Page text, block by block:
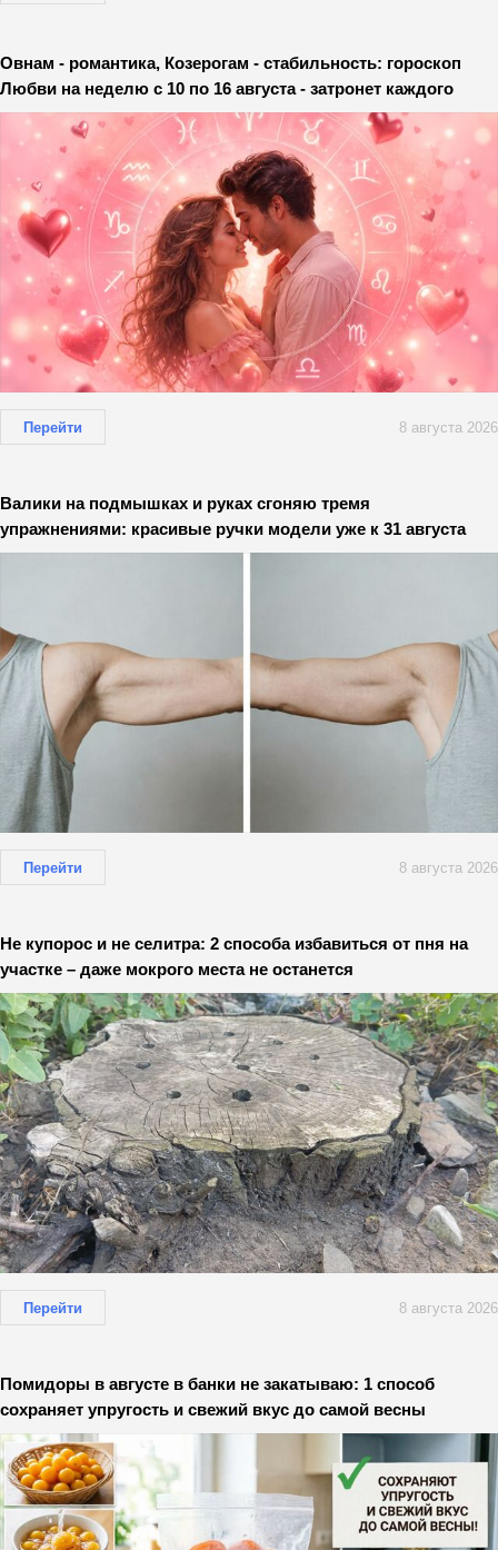
Овнам - романтика, Козерогам - стабильность: гороскоп
Любви на неделю с 10 по 16 августа - затронет каждого
Перейти 8 августа 2026
Валики на подмышках и руках сгоняю тремя
упражнениями: красивые ручки модели уже к 31 августа
Перейти 8 августа 2026
Не купорос и не селитра: 2 способа избавиться от пня на
участке – даже мокрого места не останется
Перейти 8 августа 2026
Помидоры в августе в банки не закатываю: 1 способ
сохраняет упругость и свежий вкус до самой весны